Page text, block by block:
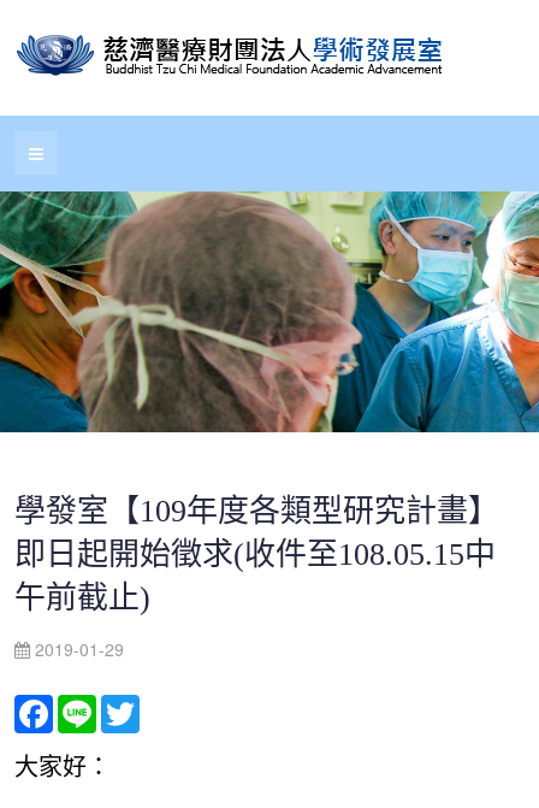
學發室【109年度各類型研究計畫】
即日起開始徵求(收件至108.05.15中
午前截止)
2019-01-29
Facebook
Line
大家好：